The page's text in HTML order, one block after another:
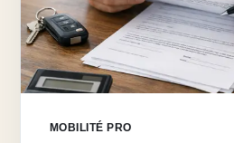
MOBILITÉ PRO